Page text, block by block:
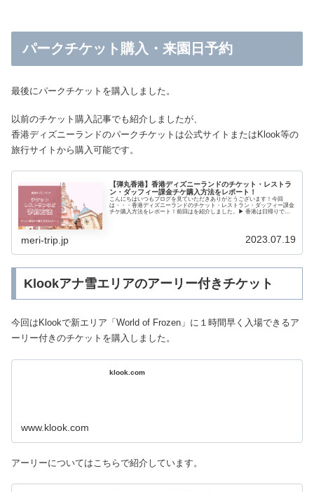
パークチケット購入・来園日予約
最後にパークチケットを購入しました。
以前のチケット購入記事でも紹介しましたが、
香港ディズニーランドのパークチケットは公式サイトまたはKlook等の
旅行サイトから購入可能です。
【弾丸香港】香港ディズニーランドのチケット・レストラ
ン・ダッフィー課金チケ購入方法をレポート！
こんにちはいつもブログを見ていただきありがとうございます！今回
は・・・香港ディズニーランドのチケット・レストラン・ダッフィー課金
チケ購入方法をレポート！前回はを紹介しました。▶ 香港は日帰りで行
meri-trip.jp 2023.07.19
Klookアナ雪エリアのアーリー付きチケット
今回はKlookで新エリア「World of Frozen」に１時間早く入場できるア
ーリー付きのチケットを購入しました。
klook.com
www.klook.com
アーリーについてはこちらで紹介しています。